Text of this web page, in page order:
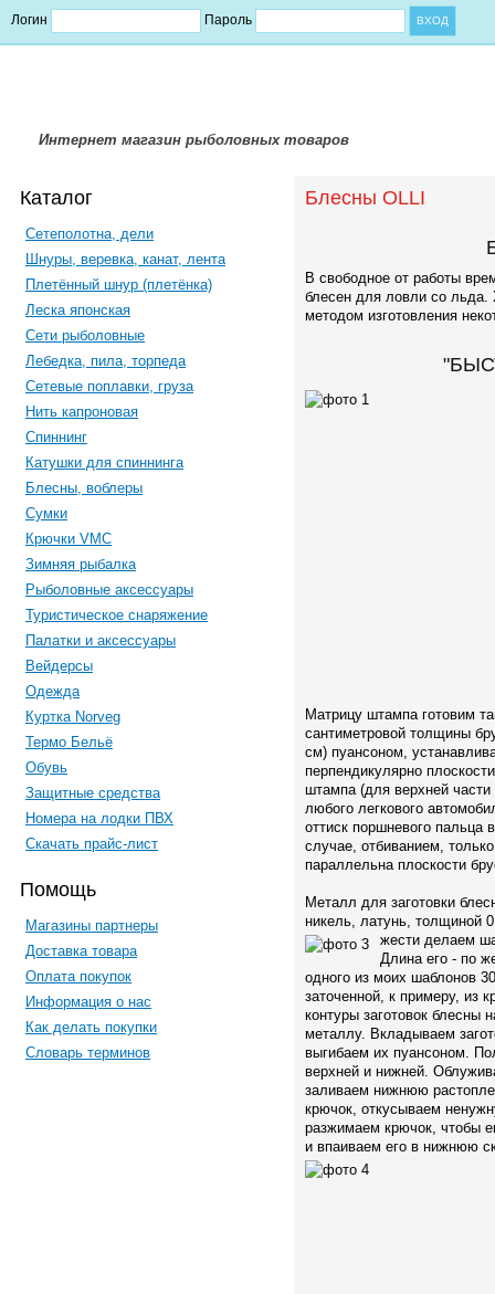
Логин Пароль
Интернет магазин рыболовных товаров
Каталог
Сетеполотна, дели
Шнуры, веревка, канат, лента
Плетённый шнур (плетёнка)
Леска японская
Сети рыболовные
Лебедка, пила, торпеда
Сетевые поплавки, груза
Нить капроновая
Спиннинг
Катушки для спиннинга
Блесны, воблеры
Сумки
Крючки VMC
Зимняя рыбалка
Рыболовные аксессуары
Туристическое снаряжение
Палатки и аксессуары
Вейдерсы
Одежда
Куртка Norveg
Термо Бельё
Обувь
Защитные средства
Номера на лодки ПВХ
Скачать прайс-лист
Помощь
Магазины партнеры
Доставка товара
Оплата покупок
Информация о нас
Как делать покупки
Словарь терминов
Блесны OLLI
В свободное от работы
блесен для ловли со льда.
методом изготовления
Матрицу штампа готовим
сантиметровой толщины
см) пуансоном,
перпендикулярно
штампа (для верхней
любого легкового
оттиск поршневого пальца
случае, отбиванием,
параллельна плоскости
Металл для заготовки
никель, латунь, толщиной
жести делаем
Длина его - по
одного из моих шаблонов
заточенной, к примеру, из
контуры заготовок блесны
металлу. Вкладываем
выгибаем их пуансоном.
верхней и нижней.
заливаем нижнюю
крючок, откусываем
разжимаем крючок, чтобы
и впаиваем его в нижнюю